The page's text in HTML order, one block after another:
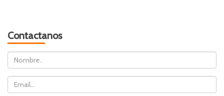
Contactanos
Nombre
Email